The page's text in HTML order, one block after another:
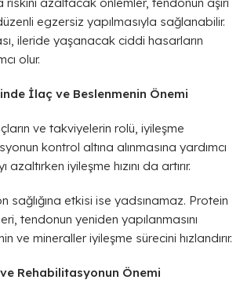
azaltacak önlemler, tendonun aşırı
egzersiz yapılmasıyla sağlanabilir.
ileride yaşanacak ciddi hasarların
olur.
İlaç ve Beslenmenin Önemi
ve takviyelerin rolü, iyileşme
kontrol altına alınmasına yardımcı
azaltırken iyileşme hızını da artırır.
sağlığına etkisi ise yadsınamaz. Protein
tendonun yeniden yapılanmasını
ve mineraller iyileşme sürecini hızlandırır.
Rehabilitasyonun Önemi